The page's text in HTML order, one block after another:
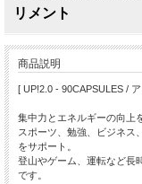
リメント
商品説明
[ UP!2.0 - 90CAPSULES /
集中力とエネルギーの向上
スポーツ、勉強、ビジネス
をサポート。
登山やゲーム、運転など長
です。